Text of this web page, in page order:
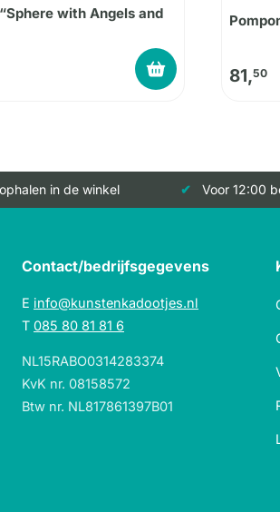
with Angels and
81,50
in de winkel Voor 12:00
Contact/bedrijfsgegevens
E info@kunstenkadootjes.nl
T 085 80 81 81 6
NL15RABO0314283374
KvK nr. 08158572
Btw nr. NL817861397B01